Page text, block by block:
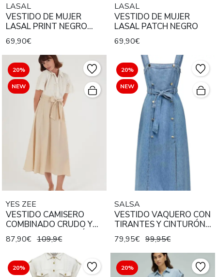
LASAL
VESTIDO DE MUJER
LASAL PRINT NEGRO
DESGASTADO
69,90€
LASAL
VESTIDO DE MUJER
LASAL PATCH NEGRO
69,90€
20%
NEW
YES ZEE
VESTIDO CAMISERO
COMBINADO CRUDO Y
BEIGE CON CINTURÓN
87,90€ 109,9€
20%
NEW
SALSA
VESTIDO VAQUERO CON
TIRANTES Y CINTURÓN
EN DENIM AZUL CLARO
79,95€ 99,95€
20% 20%